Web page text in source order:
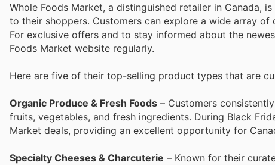
Whole Foods Market, a distinguished retailer in Canada,
to their shoppers. Customers can explore a wide array
For exclusive offers and to stay informed about the
Foods Market website regularly.
Here are five of their top-selling product types that are
Organic Produce & Fresh Foods – Customers
fruits, vegetables, and fresh ingredients. During Black
Market deals, providing an excellent opportunity for
Specialty Cheeses & Charcuterie – Known for their